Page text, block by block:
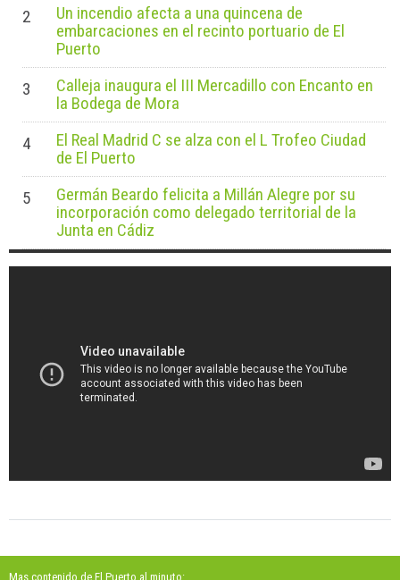
2
Un incendio afecta a una quincena de
embarcaciones en el recinto portuario de El
Puerto
3
Calleja inaugura el III Mercadillo con Encanto en
la Bodega de Mora
4
El Real Madrid C se alza con el L Trofeo Ciudad
de El Puerto
5
Germán Beardo felicita a Millán Alegre por su
incorporación como delegado territorial de la
Junta en Cádiz
Mas contenido de El Puerto al minuto: